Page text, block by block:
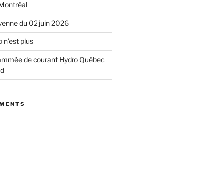
du 02 juin 2026
n’est plus
de courant Hydro Québec